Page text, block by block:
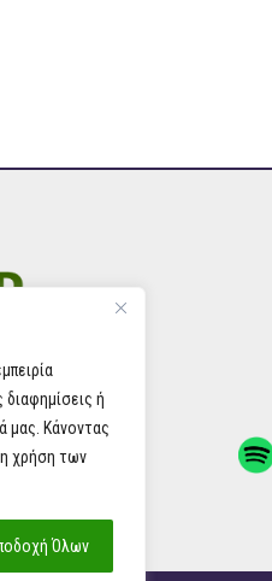
ή
μας. Κάνοντας
χρήση των
Όλων